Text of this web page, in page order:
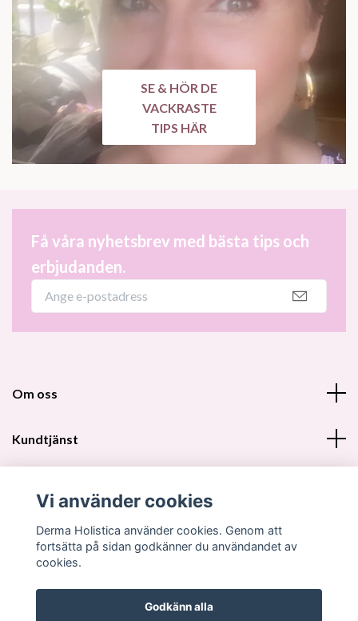
SE & HÖR DE
VACKRASTE
TIPS HÄR
Få våra nyhetsbrev med bästa tips och
erbjudanden.
Om oss
Kundtjänst
Sociala medier
Vi använder cookies
Derma Holistica använder cookies. Genom att
fortsätta på sidan godkänner du användandet av
cookies.
Godkänn alla